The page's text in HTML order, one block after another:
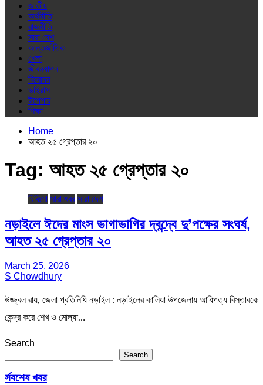
জাতীয়
অর্থনীতি
রাজনীতি
সারা দেশ
আন্তর্জাতিক
খেলা
জীবনযাপন
বিনোদন
ভাইরাস
ইপেপার
শিক্ষা
Home
আহত ২৫ গ্রেপ্তার ২০
Tag: আহত ২৫ গ্রেপ্তার ২০
চিকিত্সা সারা খবর সারা দেশ
নড়াইলে ঈদের মাংস ভাগাভাগির দ্বন্দ্বে দু’পক্ষের সংঘর্ষ,
আহত ২৫ গ্রেপ্তার ২০
March 25, 2026
S Chowdhury
উজ্জ্বল রায়, জেলা প্রতিনিধি নড়াইল : নড়াইলের কালিয়া উপজেলায় আধিপত্য বিস্তারকে
কেন্দ্র করে শেখ ও মোল্যা…
Search
Search
র্সবশেষ খবর